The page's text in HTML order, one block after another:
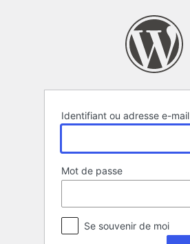
Identifiant ou adresse e-mail
Mot de passe
Se souvenir de moi